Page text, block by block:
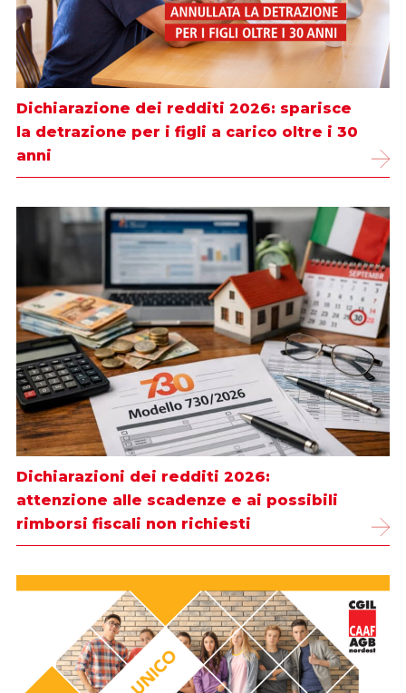
Dichiarazione dei redditi 2026: sparisce
la detrazione per i figli a carico oltre i 30
anni
Dichiarazioni dei redditi 2026:
attenzione alle scadenze e ai possibili
rimborsi fiscali non richiesti